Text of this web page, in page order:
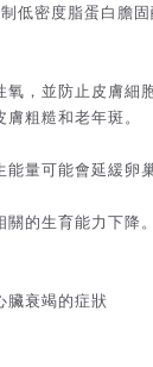
低密度脂蛋白膽固
，並防止皮膚細胞
粗糙和老年斑。
量可能會延緩卵
的生育能力下降。
臟衰竭的症狀